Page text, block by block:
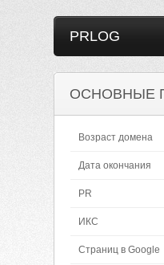
PRLOG
ОСНОВНЫЕ
Возраст домена
Дата окончания
PR
ИКС
Страниц в Google